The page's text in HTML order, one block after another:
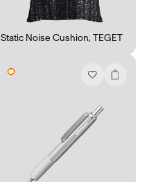
Static Noise Cushion, TEGET